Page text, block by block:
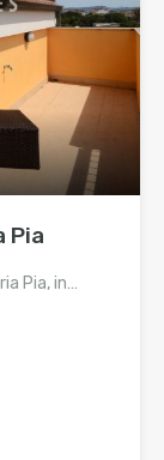
Pia
Pia, in…